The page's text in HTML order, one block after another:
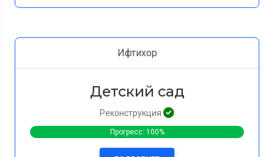
Ифтихор
Детский сад
Реконструкция
Прогресс: 100%